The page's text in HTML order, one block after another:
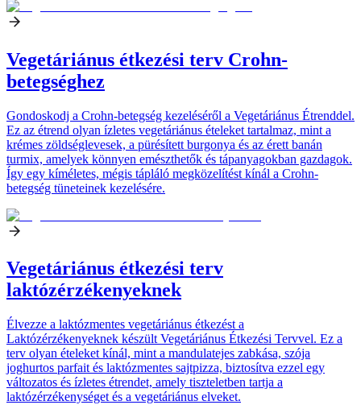
Vegetáriánus étkezési terv Crohn-
betegséghez
Gondoskodj a Crohn-betegség kezeléséről a Vegetáriánus Étrenddel.
Ez az étrend olyan ízletes vegetáriánus ételeket tartalmaz, mint a
krémes zöldséglevesek, a pürésített burgonya és az érett banán
turmix, amelyek könnyen emészthetők és tápanyagokban gazdagok.
Így egy kíméletes, mégis tápláló megközelítést kínál a Crohn-
betegség tüneteinek kezelésére.
Vegetáriánus étkezési terv
laktózérzékenyeknek
Élvezze a laktózmentes vegetáriánus étkezést a
Laktózérzékenyeknek készült Vegetáriánus Étkezési Tervvel. Ez a
terv olyan ételeket kínál, mint a mandulatejes zabkása, szója
joghurtos parfait és laktózmentes sajtpizza, biztosítva ezzel egy
változatos és ízletes étrendet, amely tiszteletben tartja a
laktózérzékenységet és a vegetáriánus elveket.